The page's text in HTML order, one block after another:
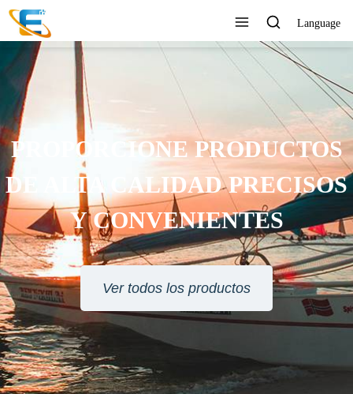
Language
AL CLIENTE 24
HORAS EN LÍNEA
Ver todos los productos